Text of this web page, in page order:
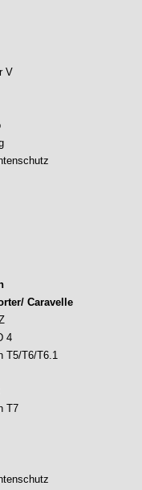
V
Caravelle
4
T5/T6/T6.1
T7